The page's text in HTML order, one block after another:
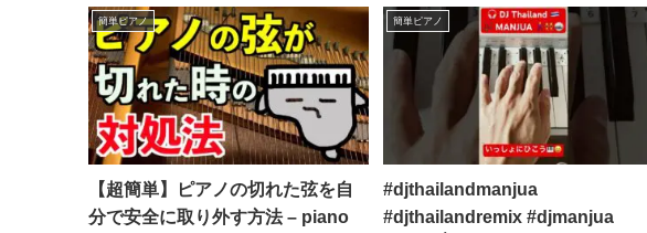
簡単ピアノ
【超簡単】ピアノの切れた弦を自
分で安全に取り外す方法 – piano
簡単ピアノ
#djthailandmanjua
#djthailandremix #djmanjua